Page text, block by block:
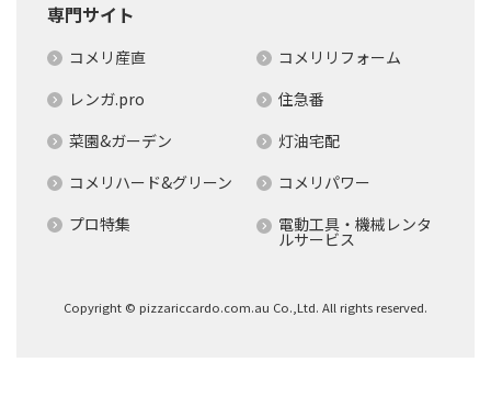
専門サイト
コメリ産直
コメリリフォーム
レンガ.pro
住急番
菜園&ガーデン
灯油宅配
コメリハード&グリーン
コメリパワー
プロ特集
電動工具・機械レンタ
ルサービス
Copyright © pizzariccardo.com.au Co.,Ltd. All rights reserved.